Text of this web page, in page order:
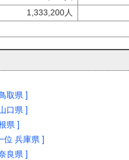
1,333,200人
取県 ]
口県 ]
県 ]
位 兵庫県 ]
良県 ]